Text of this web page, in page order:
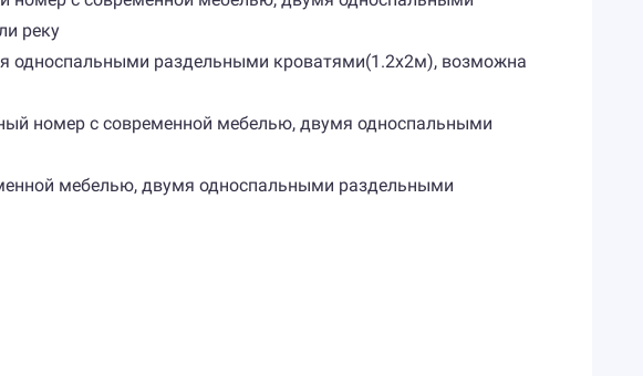
реку
односпальными раздельными кроватями(1.2х2м), возможна
номер с современной мебелью, двумя односпальными
мебелью, двумя односпальными раздельными